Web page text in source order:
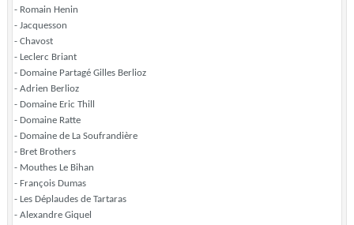
- Romain Henin
- Jacquesson
- Chavost
- Leclerc Briant
- Domaine Partagé Gilles Berlioz
- Adrien Berlioz
- Domaine Eric Thill
- Domaine Ratte
- Domaine de La Soufrandière
- Bret Brothers
- Mouthes Le Bihan
- François Dumas
- Les Déplaudes de Tartaras
- Alexandre Giquel